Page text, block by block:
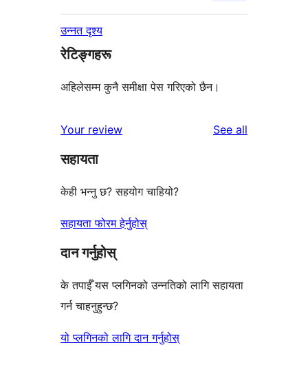
उन्नत दृश्य
रेटिङ्गहरू
अहिलेसम्म कुनै समीक्षा पेस गरिएको छैन।
Your review See all
सहायता
केही भन्नु छ? सहयोग चाहियो?
सहायता फोरम हेर्नुहोस्
दान गर्नुहोस्
के तपाईँ यस प्लगिनको उन्नतिको लागि सहायता
गर्न चाहनुहुन्छ?
यो प्लगिनको लागि दान गर्नुहोस्